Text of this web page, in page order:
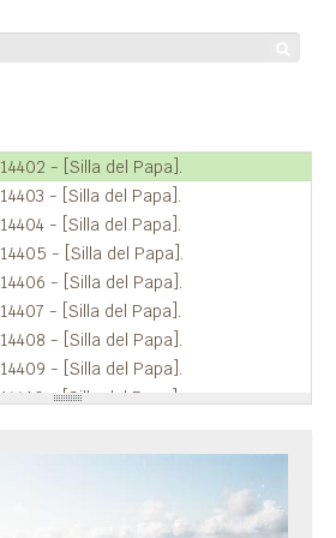
14402 - [Silla del Papa].
14403 - [Silla del Papa].
14404 - [Silla del Papa].
14405 - [Silla del Papa].
14406 - [Silla del Papa].
14407 - [Silla del Papa].
14408 - [Silla del Papa].
14409 - [Silla del Papa].
14410 - [Silla del Papa].
14412 - [Silla del Papa].